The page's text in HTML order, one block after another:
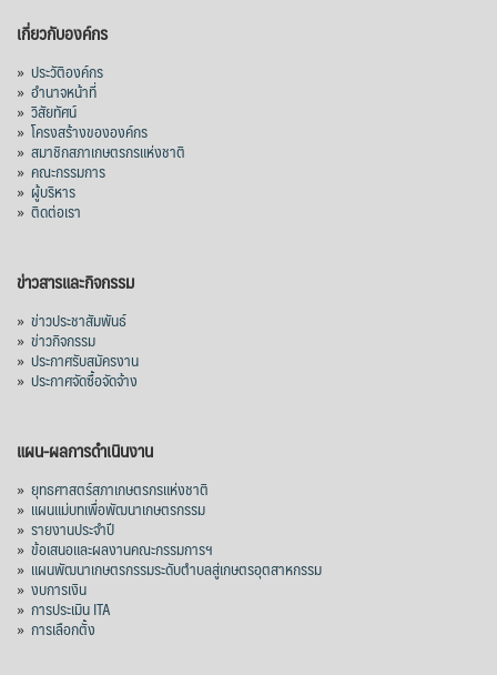
เกี่ยวกับองค์กร
» ประวัติองค์กร
» อำนาจหน้าที่
» วิสัยทัศน์
» โครงสร้างขององค์กร
» สมาชิกสภาเกษตรกรแห่งชาติ
» คณะกรรมการ
» ผู้บริหาร
» ติดต่อเรา
ข่าวสารและกิจกรรม
» ข่าวประชาสัมพันธ์
» ข่าวกิจกรรม
» ประกาศรับสมัครงาน
» ประกาศจัดซื้อจัดจ้าง
แผน-ผลการดำเนินงาน
» ยุทธศาสตร์สภาเกษตรกรแห่งชาติ
» แผนแม่บทเพื่อพัฒนาเกษตรกรรม
» รายงานประจำปี
» ข้อเสนอและผลงานคณะกรรมการฯ
» แผนพัฒนาเกษตรกรรมระดับตำบลสู่เกษตรอุตสาหกรรม
» งบการเงิน
» การประเมิน ITA
» การเลือกตั้ง